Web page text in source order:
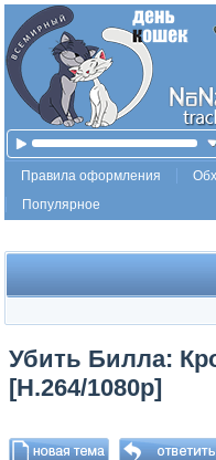
Правила оформления
Популярное
Убить Билла:
[H.264/1080p]